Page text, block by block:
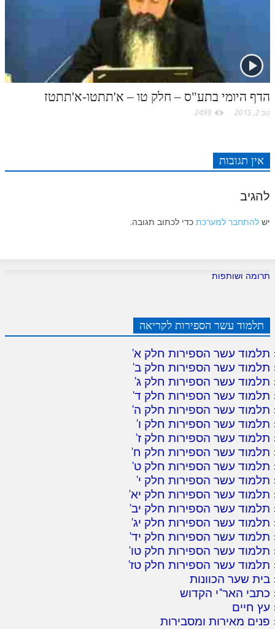
הדף היומי בתע"ס – חלק טו – א'תתטו-א'תתטז
נוב 2, 2015 2498
אין תגובות
להגיב
יש להתחבר למערכת כדי לכתוב תגובה.
תרומה ושותפות
תלמוד עשר הספירות לקריאה
תלמוד עשר הספירות חלק א'
תלמוד עשר הספירות חלק ב'
תלמוד עשר הספירות חלק ג'
תלמוד עשר הספירות חלק ד'
תלמוד עשר הספירות חלק ה'
תלמוד עשר הספירות חלק ו'
תלמוד עשר הספירות חלק ז'
תלמוד עשר הספירות חלק ח'
תלמוד עשר הספירות חלק ט'
תלמוד עשר הספירות חלק י'
תלמוד עשר הספירות חלק יא'
תלמוד עשר הספירות חלק יב'
תלמוד עשר הספירות חלק יג'
תלמוד עשר הספירות חלק יד'
תלמוד עשר הספירות חלק טו'
תלמוד עשר הספירות חלק טז'
בית שער הכוונות
כתבי האר"י הקדוש
עץ חיים
פנים מאירות ומסבירות